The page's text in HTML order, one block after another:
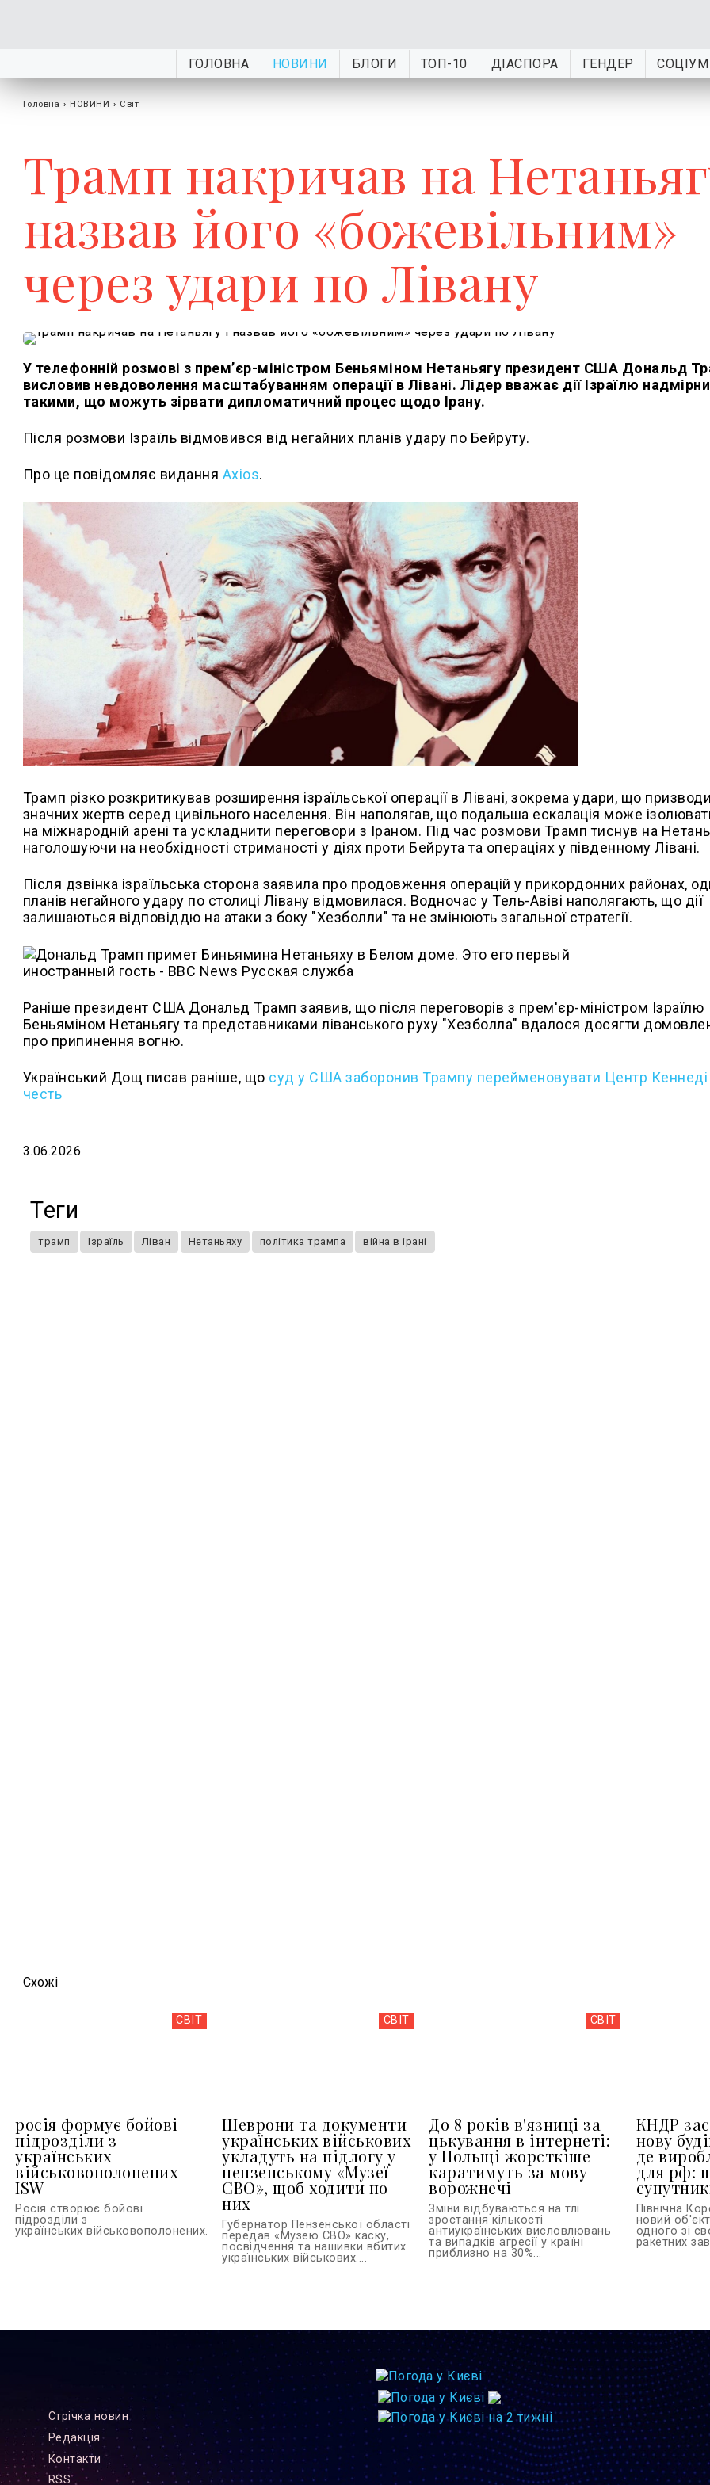
ГОЛОВНА НОВИНИ БЛОГИ ТОП-10 ДІАСПОРА ГЕНДЕР СОЦІУМ
Головна › НОВИНИ › Світ
Трамп накричав на
назвав його «божевільним»
через удари по Лівану
У телефонній розмові з прем’єр-міністром Беньяміном Нетаньягу президент США Дональд
висловив невдоволення масштабуванням операції в Лівані. Лідер вважає дії Ізраїлю
такими, що можуть зірвати дипломатичний процес щодо Ірану.
Після розмови Ізраїль відмовився від негайних планів удару по Бейруту.
Про це повідомляє видання Axios.
Трамп різко розкритикував розширення ізраїльської операції в Лівані, зокрема удари, що
значних жертв серед цивільного населення. Він наполягав, що подальша ескалація може
на міжнародній арені та ускладнити переговори з Іраном. Під час розмови Трамп тиснув на
наголошуючи на необхідності стриманості у діях проти Бейрута та операціях у південному Лівані.
Після дзвінка ізраїльська сторона заявила про продовження операцій у прикордонних районах,
планів негайного удару по столиці Лівану відмовилася. Водночас у Тель-Авіві наполягають, що дії
залишаються відповіддю на атаки з боку "Хезболли" та не змінюють загальної стратегії.
Раніше президент США Дональд Трамп заявив, що після переговорів з прем'єр-міністром Ізраїлю
Беньяміном Нетаньягу та представниками ліванського руху "Хезболла" вдалося досягти
про припинення вогню.
Український Дощ писав раніше, що суд у США заборонив Трампу перейменовувати Центр
честь
3.06.2026
Теги
трамп Ізраїль Ліван Нетаньяху політика трампа війна в ірані
Схожi
СВІТ
росія формує бойові
підрозділи з
українських
військовополонених –
ISW
Росія створює бойові
підрозділи з
українських військовополонених...
СВІТ
Шеврони та документи
українських військових
укладуть на підлогу у
пензенському «Музеї
СВО», щоб ходити по
них
Губернатор Пензенської області
передав «Музею СВО» каску,
посвідчення та нашивки вбитих
українських військових....
СВІТ
До 8 років в'язниці за
цькування в інтернеті:
у Польщі жорсткіше
каратимуть за мову
ворожнечі
Зміни відбуваються на тлі
зростання кількості
антиукраїнських висловлювань
та випадків агресії у країні
приблизно на 30%...
КНДР
нову
де
для рф:
Північна
новий об'єкт
одного зі
ракетних
Стрiчка новин
Редакцiя
Контакти
RSS